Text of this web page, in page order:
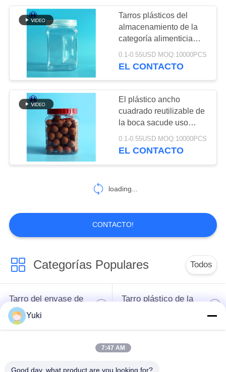
Caja de IML
28
Tinas de IML
37
taza del iml
26
Tarros plásticos del
almacenamiento de la
categoría alimenticia
con la prueba hermética
de la salida de las tapas
0.1-0.55USD MOQ:10000PCS
EL CONTACTO
El plástico ancho
cuadrado reutilizable de
la boca sacude uso
casero durable de la
cocina
0.1-0.55USD MOQ:10000PCS
EL CONTACTO
loading...
CONTACTO!
Categorías Populares Todos
Tarro del envase de
plástico
Tarro plástico de la
DOMÉSTICO puede
Yuki
7:47 AM
Good day, what product are you looking for?